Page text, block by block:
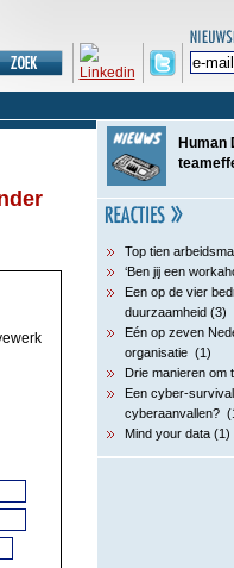
Human
Top tien
‘Ben jij een
Een op de vier
duurzaamheid (3)
Eén op zeven
organisatie (1)
Drie manieren om
Een cyber-
cyberaanvallen?
Mind your data (1)